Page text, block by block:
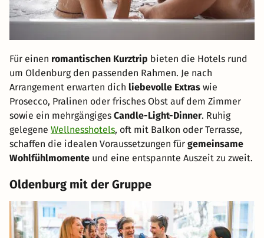
Für einen romantischen Kurztrip bieten die Hotels rund
um Oldenburg den passenden Rahmen. Je nach
Arrangement erwarten dich liebevolle Extras wie
Prosecco, Pralinen oder frisches Obst auf dem Zimmer
sowie ein mehrgängiges Candle-Light-Dinner. Ruhig
gelegene Wellnesshotels, oft mit Balkon oder Terrasse,
schaffen die idealen Voraussetzungen für gemeinsame
Wohlfühlmomente und eine entspannte Auszeit zu zweit.
Oldenburg mit der Gruppe